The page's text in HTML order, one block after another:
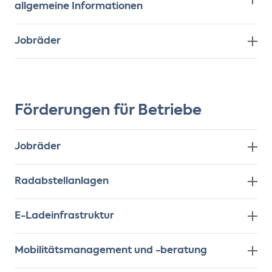
allgemeine Informationen
Jobräder
Förderungen für Betriebe
Jobräder
Radabstellanlagen
E-Ladeinfrastruktur
Mobilitätsmanagement und -beratung